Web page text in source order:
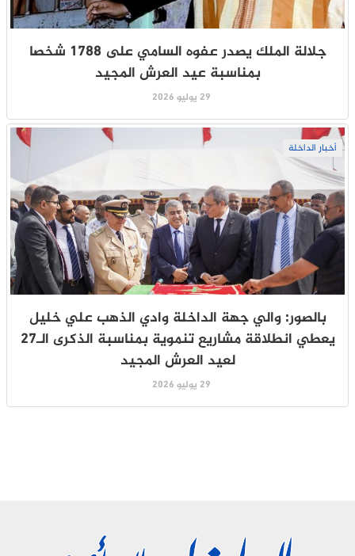
جلالة الملك يصدر عفوه السامي على 1788 شخصا
بمناسبة عيد العرش المجيد
29 يوليو 2026
أخبار الداخلة
بالصور: والي جهة الداخلة وادي الذهب علي خليل
يعطي انطلاقة مشاريع تنموية بمناسبة الذكرى الـ27
لعيد العرش المجيد
29 يوليو 2026